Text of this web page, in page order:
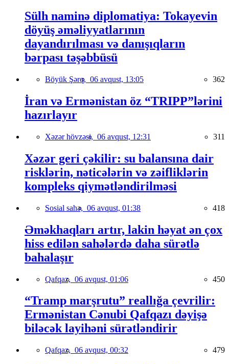
Sülh naminə diplomatiya: Tokayevin
döyüş əməliyyatlarının
dayandırılması və danışıqların
bərpası təşəbbüsü
Böyük Şərq, 06 avqust, 13:05 362
İran və Ermənistan öz “TRIPP”lərini
hazırlayır
Xəzər hövzəsi, 06 avqust, 12:31 311
Xəzər geri çəkilir: su balansına dair
risklərin, nəticələrin və zəifliklərin
kompleks qiymətləndirilməsi
Sosial sahə, 06 avqust, 01:38 418
Əməkhaqları artır, lakin həyat ən çox
hiss edilən sahələrdə daha sürətlə
bahalaşır
Qafqaz, 06 avqust, 01:06 450
“Tramp marşrutu” reallığa çevrilir:
Ermənistan Cənubi Qafqazı dəyişə
biləcək layihəni sürətləndirir
Qafqaz, 06 avqust, 00:32 479